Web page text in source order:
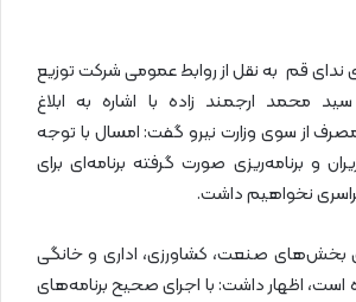
ندای قم به نقل از روابط عمومی شرکت توزیع
محمد ارجمند زاده با اشاره به ابلاغ
از سوی وزارت نیرو گفت: امسال با توجه
و برنامه‌ریزی صورت گرفته برنامه‌ای برای
نخواهیم داشت.
بخش‌های صنعت، کشاورزی، اداری و خانگی
است، اظهار داشت: با اجرای صحیح برنامه‌های